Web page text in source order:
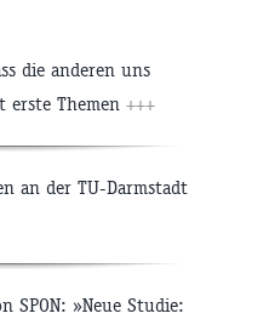
die anderen uns
erste Themen +++
an der TU-Darmstadt
SPON: »Neue Studie: